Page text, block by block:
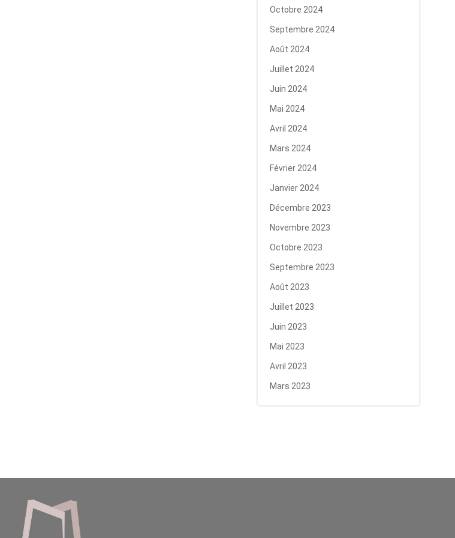
Octobre 2024
Septembre 2024
Août 2024
Juillet 2024
Juin 2024
Mai 2024
Avril 2024
Mars 2024
Février 2024
Janvier 2024
Décembre 2023
Novembre 2023
Octobre 2023
Septembre 2023
Août 2023
Juillet 2023
Juin 2023
Mai 2023
Avril 2023
Mars 2023